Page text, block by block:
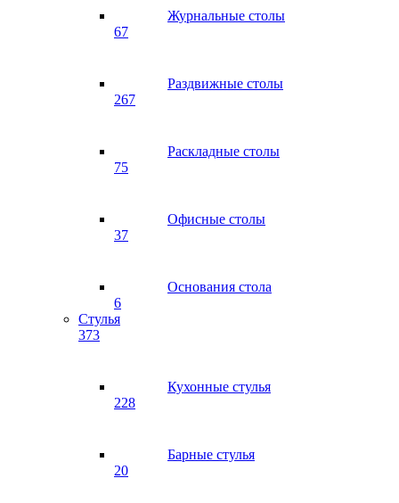
Журнальные столы
67
Раздвижные столы
267
Раскладные столы
75
Офисные столы
37
Основания стола
6
Стулья
373
Кухонные стулья
228
Барные стулья
20